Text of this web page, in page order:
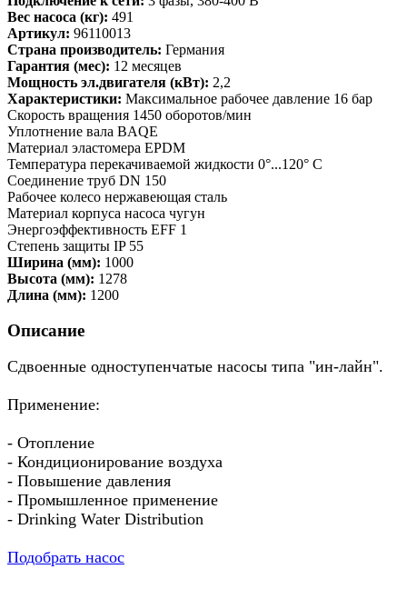
Вес насоса (кг): 491
Артикул: 96110013
Страна производитель: Германия
Гарантия (мес): 12 месяцев
Мощность эл.двигателя (кВт): 2,2
Характеристики: Максимальное рабочее давление 16 бар
Скорость вращения 1450 оборотов/мин
Уплотнение вала BAQE
Материал эластомера EPDM
Температура перекачиваемой жидкости 0°...120° C
Соединение труб DN 150
Рабочее колесо нержавеющая сталь
Материал корпуса насоса чугун
Энергоэффективность EFF 1
Степень защиты IP 55
Ширина (мм): 1000
Высота (мм): 1278
Длина (мм): 1200
Описание
Сдвоенные одноступенчатые насосы типа "ин-лайн".
Применение:
- Отопление
- Кондиционирование воздуха
- Повышение давления
- Промышленное применение
- Drinking Water Distribution
Подобрать насос